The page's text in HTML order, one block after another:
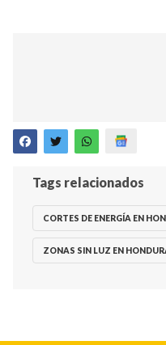
Tags relacionados
CORTES DE ENERGÍA EN
ZONAS SIN LUZ EN